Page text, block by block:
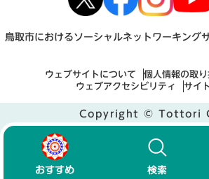
鳥取市におけるソーシャルネットワーキング
ウェブサイトについて
個人情報の取
ウェブアクセシビリティ
サイ
Copyright © Tottori